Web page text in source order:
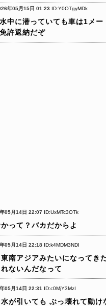
年05月15日 01:23 ID:Y0OTgyMDk
中に潜っていても車は1メー
許返納だぞ
05月14日 22:07 ID:UxMTc3OTk
って？バカだからよ
05月14日 22:18 ID:k4MDM3NDI
南アジアみたいになってき
ないんだなって
05月14日 22:31 ID:c0MjY3MzI
が引いても ぶっ壊れて動け